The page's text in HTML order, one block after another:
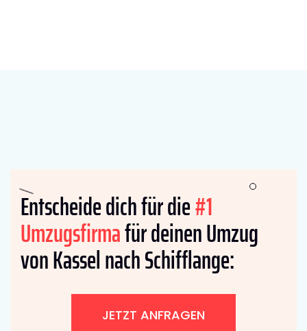
Entscheide dich für die#1
Umzugsfirmafür deinen Umzug
von Kassel nach Schifflange:
JETZT ANFRAGEN